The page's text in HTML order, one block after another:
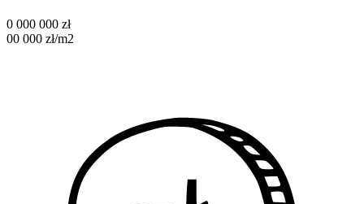
0 000 000 zł
00 000 zł/m2